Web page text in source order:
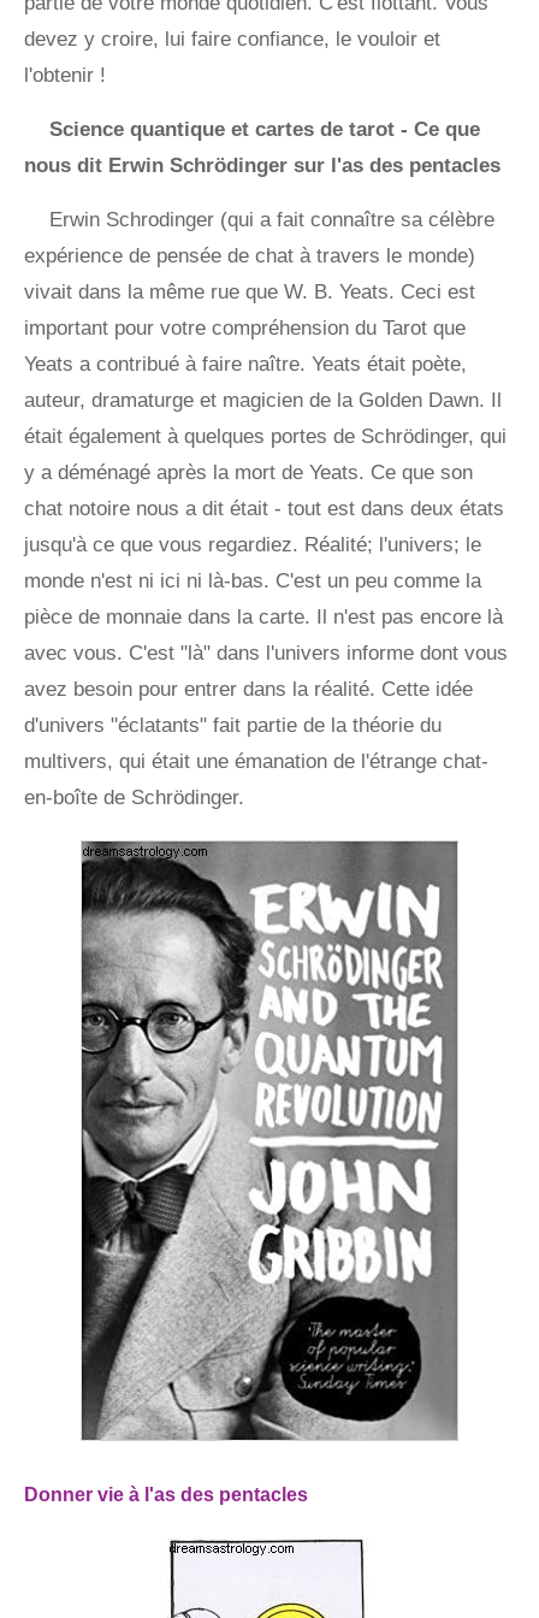
devez y croire, lui faire confiance, le vouloir et
l'obtenir !
Science quantique et cartes de tarot - Ce que
nous dit Erwin Schrödinger sur l'as des pentacles
Erwin Schrodinger (qui a fait connaître sa célèbre
expérience de pensée de chat à travers le monde)
vivait dans la même rue que W. B. Yeats. Ceci est
important pour votre compréhension du Tarot que
Yeats a contribué à faire naître. Yeats était poète,
auteur, dramaturge et magicien de la Golden Dawn. Il
était également à quelques portes de Schrödinger, qui
y a déménagé après la mort de Yeats. Ce que son
chat notoire nous a dit était - tout est dans deux états
jusqu'à ce que vous regardiez. Réalité; l'univers; le
monde n'est ni ici ni là-bas. C'est un peu comme la
pièce de monnaie dans la carte. Il n'est pas encore là
avec vous. C'est "là" dans l'univers informe dont vous
avez besoin pour entrer dans la réalité. Cette idée
d'univers "éclatants" fait partie de la théorie du
multivers, qui était une émanation de l'étrange chat-
en-boîte de Schrödinger.
Donner vie à l'as des pentacles